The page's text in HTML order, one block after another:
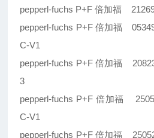
pepperl-fuchs P+F 倍加福
pepperl-fuchs P+F 倍加福
C-V1
pepperl-fuchs P+F 倍加福
3
pepperl-fuchs P+F 倍加福
C-V1
pepperl-fuchs P+F 倍加福